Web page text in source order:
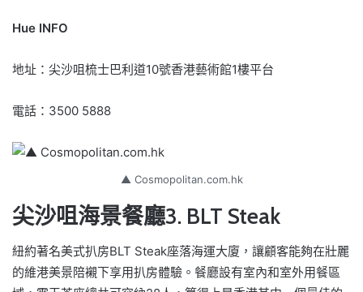
Hue INFO
地址：尖沙咀梳士巴利道10號香港藝術館1樓平台
電話：3500 5888
▲ Cosmopolitan.com.hk
尖沙咀海景餐廳3. BLT Steak
紐約著名美式扒房BLT Steak座落海運大廈，讓顧客能夠在壯麗
的維港美景陪襯下享用扒房體驗。餐廳設有室內和室外用餐區